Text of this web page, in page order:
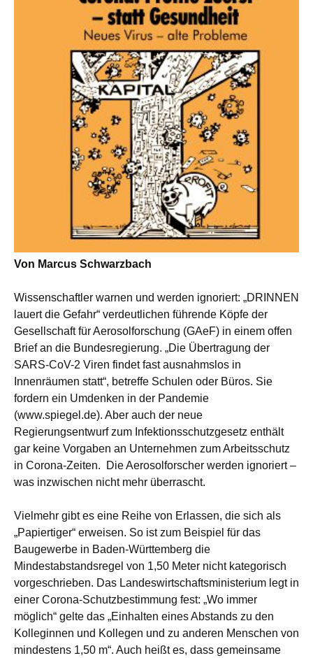
Von Marcus Schwarzbach
Wissenschaftler warnen und werden ignoriert: „DRINNEN
lauert die Gefahr“ verdeutlichen führende Köpfe der
Gesellschaft für Aerosolforschung (GAeF) in einem offen
Brief an die Bundesregierung. „Die Übertragung der
SARS-CoV-2 Viren findet fast ausnahmslos in
Innenräumen statt“, betreffe Schulen oder Büros. Sie
fordern ein Umdenken in der Pandemie
(www.spiegel.de). Aber auch der neue
Regierungsentwurf zum Infektionsschutzgesetz enthält
gar keine Vorgaben an Unternehmen zum Arbeitsschutz
in Corona-Zeiten. Die Aerosolforscher werden ignoriert –
was inzwischen nicht mehr überrascht.
Vielmehr gibt es eine Reihe von Erlassen, die sich als
„Papiertiger“ erweisen. So ist zum Beispiel für das
Baugewerbe in Baden-Württemberg die
Mindestabstandsregel von 1,50 Meter nicht kategorisch
vorgeschrieben. Das Landeswirtschaftsministerium legt in
einer Corona-Schutzbestimmung fest: „Wo immer
möglich“ gelte das „Einhalten eines Abstands zu den
Kolleginnen und Kollegen und zu anderen Menschen von
mindestens 1,50 m“. Auch heißt es, dass gemeinsame